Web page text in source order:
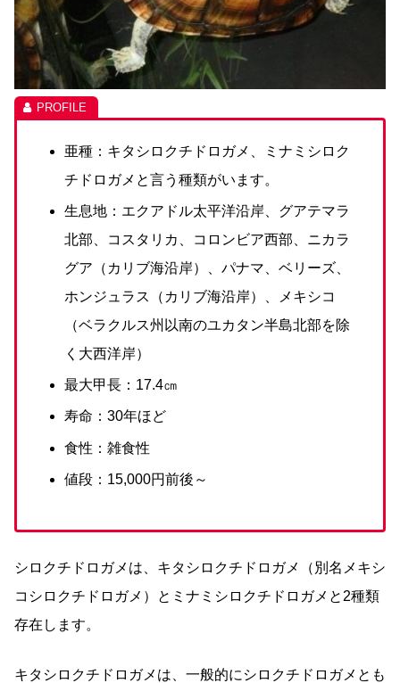
亜種：キタシロクチドロガメ、ミナミシロク
チドロガメと言う種類がいます。
生息地：エクアドル太平洋沿岸、グアテマラ
北部、コスタリカ、コロンビア西部、ニカラ
グア（カリブ海沿岸）、パナマ、ベリーズ、
ホンジュラス（カリブ海沿岸）、メキシコ
（ベラクルス州以南のユカタン半島北部を除
く大西洋岸）
最大甲長：17.4㎝
寿命：30年ほど
食性：雑食性
値段：15,000円前後～
シロクチドロガメは、キタシロクチドロガメ（別名メキシ
コシロクチドロガメ）とミナミシロクチドロガメと2種類
存在します。
キタシロクチドロガメは、一般的にシロクチドロガメとも